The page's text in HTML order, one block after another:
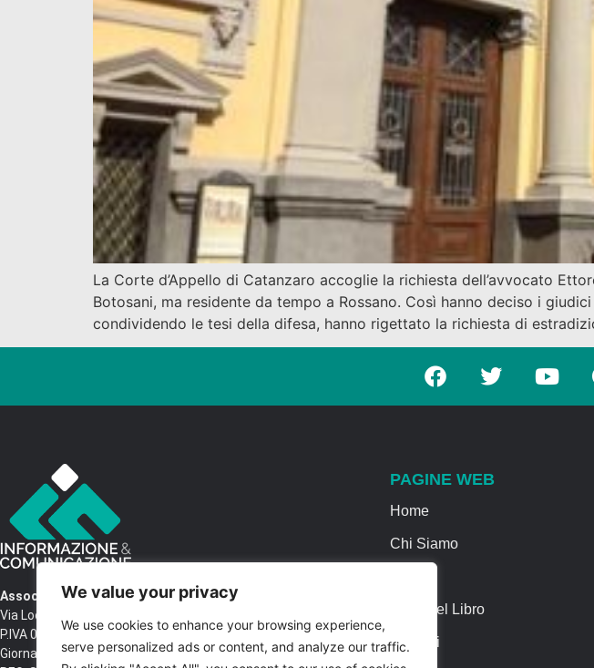
We value your privacy
We use cookies to enhance your browsing experience,
serve personalized ads or content, and analyze our traffic.
La Corte d’Appello di Catanzaro accoglie la richiesta dell’avvocato
Botosani, ma residente da tempo a Rossano. Così hanno deciso i
condividendo le tesi della difesa, hanno rigettato la richiesta di
Associazione Informazione & Comunicazione
Via Locri SNC – 87064 Corigliano Rossano CS
P.IVA 03516250788 – C.F. 97037680788 Testata
Giornalistica n. 1399/2017 R.G.V.G.N. 02/2017
PAGINE WEB
Home
Chi Siamo
Casa del Libro
Contatti